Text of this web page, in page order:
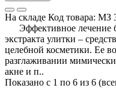
На складе Код товара: МЗ
Эффективное лечение
экстракта улитки –
целебной косметики. Ее
разглаживании
акне и п..
Показано с 1 по 6 из 6